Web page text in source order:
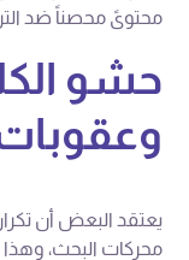
محتوىً محصناً ضد
حشو
يعتقد البعض أن
محركات البحث، وهذا